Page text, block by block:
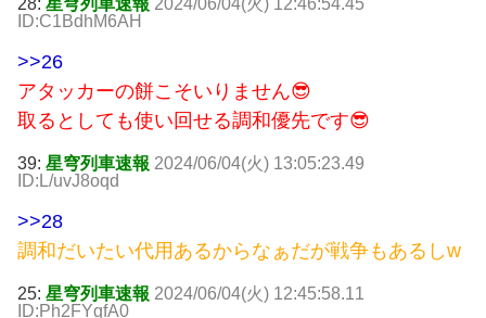
ID:C1BdhM6AH
>>26
アタッカーの餅こそいりません😎
取るとしても使い回せる調和優先です😎
39: 星穹列車速報 2024/06/04(火) 13:05:23.49
ID:L/uvJ8oqd
>>28
調和だいたい代用あるからなぁだが戦争もあるしw
25: 星穹列車速報 2024/06/04(火) 12:45:58.11
ID:Ph2FYgfA0